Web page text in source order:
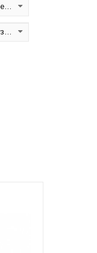
Рекомендуемые пропеллеры
Рабочая нагрузка, А